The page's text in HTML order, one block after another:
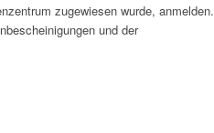
zugewiesen wurde, anmelden.
und der